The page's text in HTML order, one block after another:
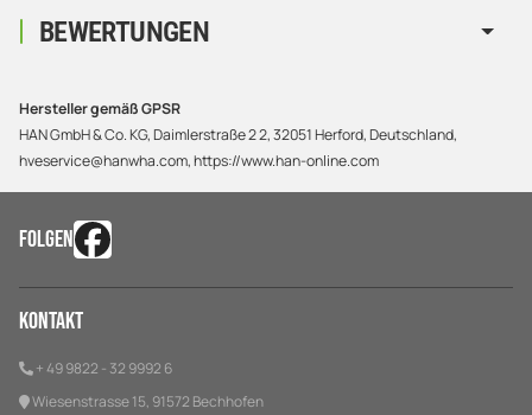
BEWERTUNGEN
Hersteller gemäß GPSR
HAN GmbH & Co. KG, Daimlerstraße 2 2, 32051 Herford, Deutschland,
hveservice@hanwha.com, https://www.han-online.com
FOLGEN
Kontakt
+ 49 9822 - 32 9992 6
Wiesenstrasse 15, 91572 Bechhofen